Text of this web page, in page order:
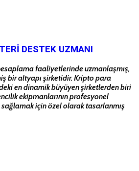
DESTEK UZMANI
faaliyetlerinde uzmanlaşmış,
bir altyapı şirketidir. Kripto para
en dinamik büyüyen şirketlerden biri
ekipmanlarının profesyonel
için özel olarak tasarlanmış